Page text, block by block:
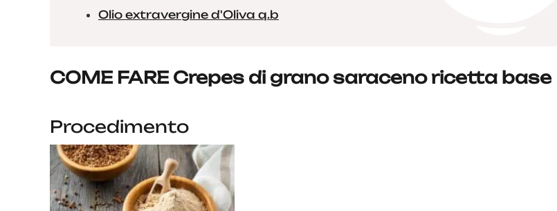
Olio extravergine d'Oliva q.b
COME FARE Crepes di grano saraceno ricetta base
Procedimento